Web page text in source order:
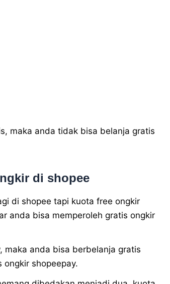
maka anda tidak bisa belanja gratis
di shopee
di shopee tapi kuota free ongkir
anda bisa memperoleh gratis ongkir
maka anda bisa berbelanja gratis
ongkir shopeepay.